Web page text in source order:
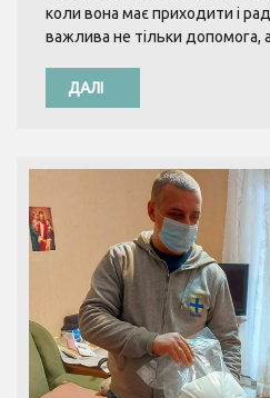
коли вона має приходити і
важлива не тільки допомога,
ДАЛІ